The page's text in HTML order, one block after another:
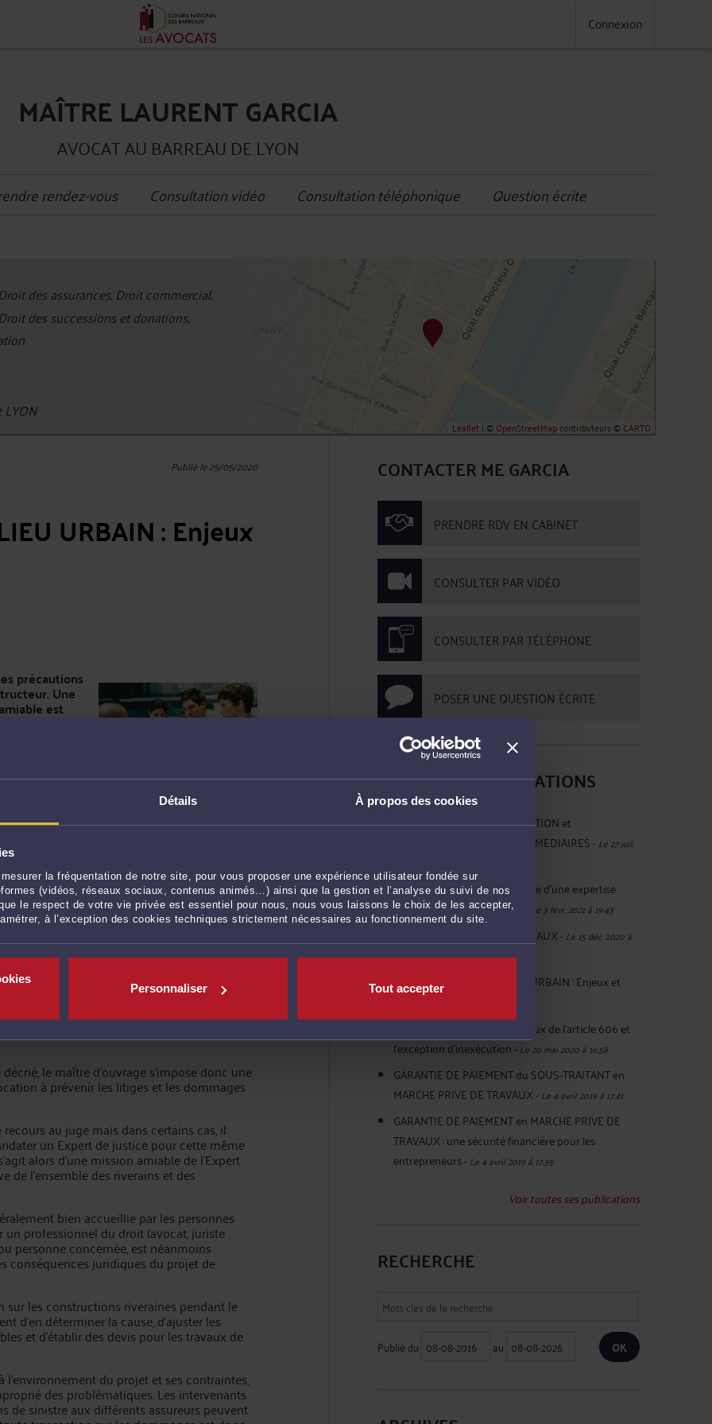
Détails À propos des cookies
la fréquentation de notre site, pour vous proposer une expérience utilisateur fondée sur
(vidéos, réseaux sociaux, contenus animés…) ainsi que la gestion et l’analyse du suivi de nos
le respect de votre vie privée est essentiel pour nous, nous vous laissons le choix de les accepter,
à l’exception des cookies techniques strictement nécessaires au fonctionnement du site.
Personnaliser Tout accepter
Connexion
MAÎTRE LAURENT GARCIA
AVOCAT AU BARREAU DE LYON
rendez-vous Consultation vidéo Consultation téléphonique Question écrite
des assurances, Droit commercial,
des successions et donations,
Leaflet | ©OpenStreetMapcontributeurs ©CARTO
Publié le 25/05/2020
URBAIN : Enjeux
précautions
Une
est
riverains
à une
différents préalables, à des mesures de
le plus souvent postérieurement à
existants visibles ou en tréfonds
d’huissier des avoisinants.
exigent le plus souvent désormais un
par ordonnance d’un Expert de justice qui
des travaux de démolition, de fondation et il
riverains, le tout avant le
juge des référés tous les propriétaires
impactées et toutes les entreprises qui
le maître d’ouvrage s’impose donc une
à prévenir les litiges et les dommages
au juge mais dans certains cas, il
un Expert de justice pour cette même
alors d’une mission amiable de l’Expert
l’ensemble des riverains et des
bien accueillie par les personnes
un professionnel du droit (avocat, juriste
personne concernée, est néanmoins
conséquences juridiques du projet de
sur les constructions riveraines pendant le
d’en déterminer la cause, d’ajuster les
et d’établir des devis pour les travaux de
l’environnement du projet et ses contraintes,
des problématiques. Les intervenants
de sinistre aux différents assureurs peuvent
CONTACTER ME GARCIA
PRENDRE RDV EN CABINET
CONSULTER PAR VIDÉO
CONSULTER PAR TÉLÉPHONE
POSER UNE QUESTION ÉCRITE
DERNIÈRES PUBLICATIONS
OPERATION DE DEFISCALISATION et
RESPONSABILITE DES INTERMEDIAIRES-Le 27 juil.
Opportunité et valeur juridique d’une expertise
privée par Expert de justice
Le 3 févr. 2021 à 19:43
COVID et LOYERS COMMERCIAUX-Le 15 déc. 2020 à
17:20
CONSTRUCTION EN MILIEU URBAIN : Enjeux et
risques
BAIL COMMERCIAL : Les travaux de l’article 606 et
l’exception d’inexécution-Le 20 mai 2020 à 16:58
GARANTIE DE PAIEMENT du SOUS-TRAITANT en
MARCHE PRIVE DE TRAVAUX-Le 4 avril 2019 à 17:41
GARANTIE DE PAIEMENT en MARCHE PRIVE DE
TRAVAUX : une sécurité financière pour les
entrepreneurs-Le 4 avril 2019 à 17:35
Voir toutes ses publications
RECHERCHE
Publié du au